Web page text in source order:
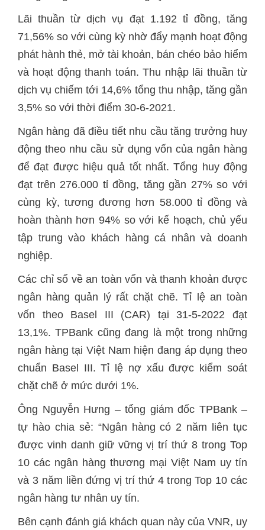
Lãi thuần từ dịch vụ đạt 1.192 tỉ đồng, tăng
71,56% so với cùng kỳ nhờ đẩy mạnh hoạt động
phát hành thẻ, mở tài khoản, bán chéo bảo hiểm
và hoạt động thanh toán. Thu nhập lãi thuần từ
dịch vụ chiếm tới 14,6% tổng thu nhập, tăng gần
3,5% so với thời điểm 30-6-2021.
Ngân hàng đã điều tiết nhu cầu tăng trưởng huy
động theo nhu cầu sử dụng vốn của ngân hàng
để đạt được hiệu quả tốt nhất. Tổng huy động
đạt trên 276.000 tỉ đồng, tăng gần 27% so với
cùng kỳ, tương đương hơn 58.000 tỉ đồng và
hoàn thành hơn 94% so với kế hoạch, chủ yếu
tập trung vào khách hàng cá nhân và doanh
nghiệp.
Các chỉ số về an toàn vốn và thanh khoản được
ngân hàng quản lý rất chặt chẽ. Tỉ lệ an toàn
vốn theo Basel III (CAR) tại 31-5-2022 đạt
13,1%. TPBank cũng đang là một trong những
ngân hàng tại Việt Nam hiện đang áp dụng theo
chuẩn Basel III. Tỉ lệ nợ xấu được kiểm soát
chặt chẽ ở mức dưới 1%.
Ông Nguyễn Hưng – tổng giám đốc TPBank –
tự hào chia sẻ: “Ngân hàng có 2 năm liên tục
được vinh danh giữ vững vị trí thứ 8 trong Top
10 các ngân hàng thương mại Việt Nam uy tín
và 3 năm liền đứng vị trí thứ 4 trong Top 10 các
ngân hàng tư nhân uy tín.
Bên cạnh đánh giá khách quan này của VNR, uy